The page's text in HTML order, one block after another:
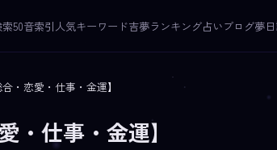
50音索引 人気キーワード吉夢ランキング占いブログ夢
・恋愛・仕事・金運】
・仕事・金運】